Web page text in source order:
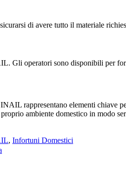
di avere tutto il materiale
Gli operatori sono disponibili per
rappresentano elementi chiave
ambiente domestico in modo
, Infortuni Domestici